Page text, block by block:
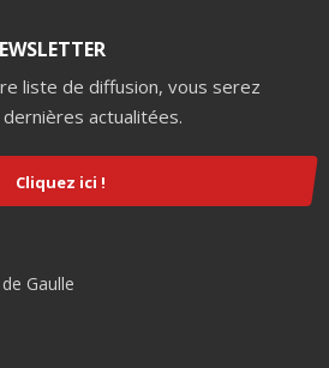
liste de diffusion, vous serez
actualitées.
Cliquez ici !
Gaulle